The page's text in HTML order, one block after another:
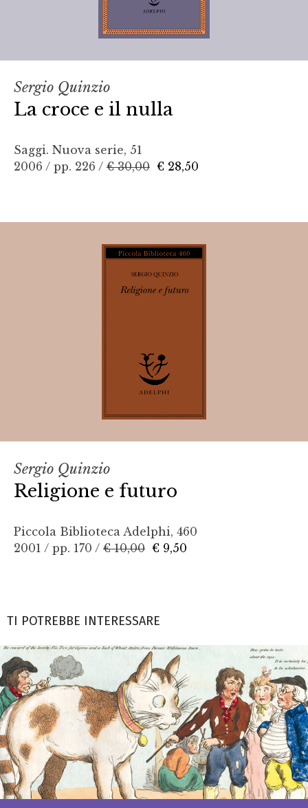
Sergio Quinzio
La croce e il nulla
Saggi. Nuova serie, 51
2006 / pp. 226 / € 30,00 € 28,50
Sergio Quinzio
Religione e futuro
Piccola Biblioteca Adelphi, 460
2001 / pp. 170 / € 10,00 € 9,50
TI POTREBBE INTERESSARE